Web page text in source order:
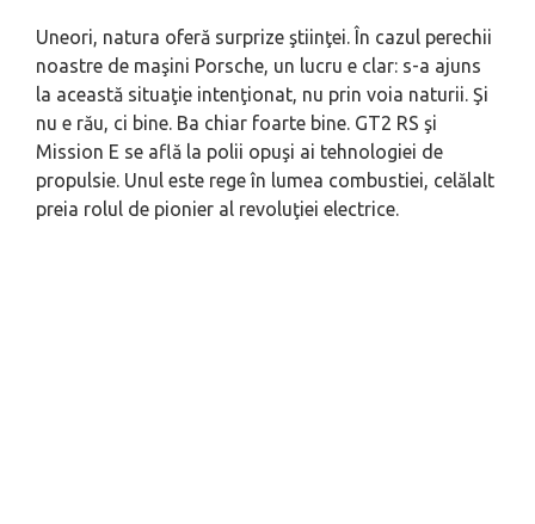
Uneori, natura oferă surprize ştiinţei. În cazul perechii
noastre de maşini Porsche, un lucru e clar: s-a ajuns
la această situaţie intenţionat, nu prin voia naturii. Şi
nu e rău, ci bine. Ba chiar foarte bine. GT2 RS şi
Mission E se află la polii opuşi ai tehnologiei de
propulsie. Unul este rege în lumea combustiei, celălalt
preia rolul de pionier al revoluţiei electrice.